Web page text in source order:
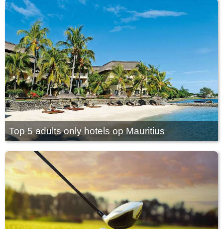
Top 5 adults only hotels op Mauritius